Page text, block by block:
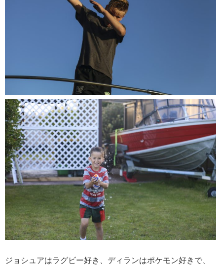
ジョシュアはラグビー好き、ディランはポケモン好きで、